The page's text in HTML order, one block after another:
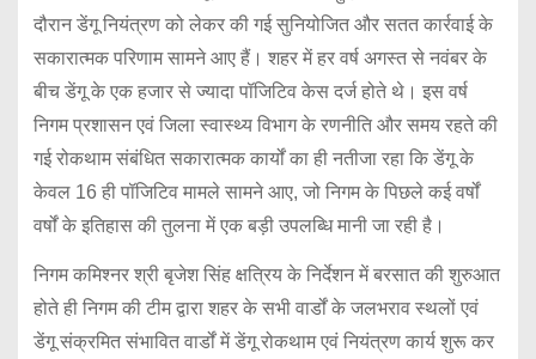
दौरान डेंगू नियंत्रण को लेकर की गई सुनियोजित और सतत कार्रवाई के
सकारात्मक परिणाम सामने आए हैं। शहर में हर वर्ष अगस्त से नवंबर के
बीच डेंगू के एक हजार से ज्यादा पॉजिटिव केस दर्ज होते थे। इस वर्ष
निगम प्रशासन एवं जिला स्वास्थ्य विभाग के रणनीति और समय रहते की
गई रोकथाम संबंधित सकारात्मक कार्यों का ही नतीजा रहा कि डेंगू के
केवल 16 ही पॉजिटिव मामले सामने आए, जो निगम के पिछले कई वर्षों
वर्षों के इतिहास की तुलना में एक बड़ी उपलब्धि मानी जा रही है।
निगम कमिश्नर श्री बृजेश सिंह क्षत्रिय के निर्देशन में बरसात की शुरुआत
होते ही निगम की टीम द्वारा शहर के सभी वार्डों के जलभराव स्थलों एवं
डेंगू संक्रमित संभावित वार्डों में डेंगू रोकथाम एवं नियंत्रण कार्य शुरू कर